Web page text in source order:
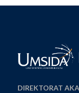
DIREKTORAT